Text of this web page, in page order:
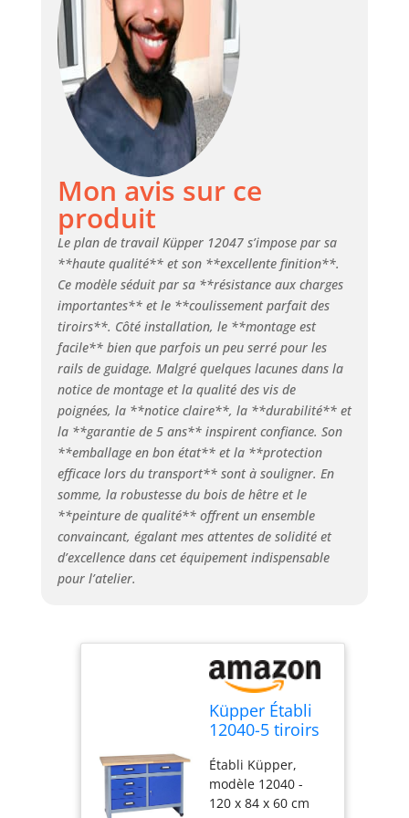
chacun Porte
robuste - la porte
verrouillable est
résistante aux
rayures grâce à
une peinture
thermolaquée en
poudre. Pieds
hauteur pour
compenser les
(jusqu'à 2 cm)
Dimensions
intérieures du
tiroir standard :
449 x 444 x 118
mm (L x P x H)
Mon avis sur ce
produit
Le plan de travail Küpper 12047 s’impose par sa
**haute qualité** et son **excellente finition**.
Ce modèle séduit par sa **résistance aux charges
importantes** et le **coulissement parfait des
tiroirs**. Côté installation, le **montage est
facile** bien que parfois un peu serré pour les
rails de guidage. Malgré quelques lacunes dans la
notice de montage et la qualité des vis de
poignées, la **notice claire**, la **durabilité** et
la **garantie de 5 ans** inspirent confiance. Son
**emballage en bon état** et la **protection
efficace lors du transport** sont à souligner. En
somme, la robustesse du bois de hêtre et le
**peinture de qualité** offrent un ensemble
convaincant, égalant mes attentes de solidité et
d’excellence dans cet équipement indispensable
pour l’atelier.
Küpper Établi
12040-5 tiroirs
Charge
maximale : 300
kg - Plan de
Établi Küpper,
modèle 12040 -
120 x 84 x 60 cm